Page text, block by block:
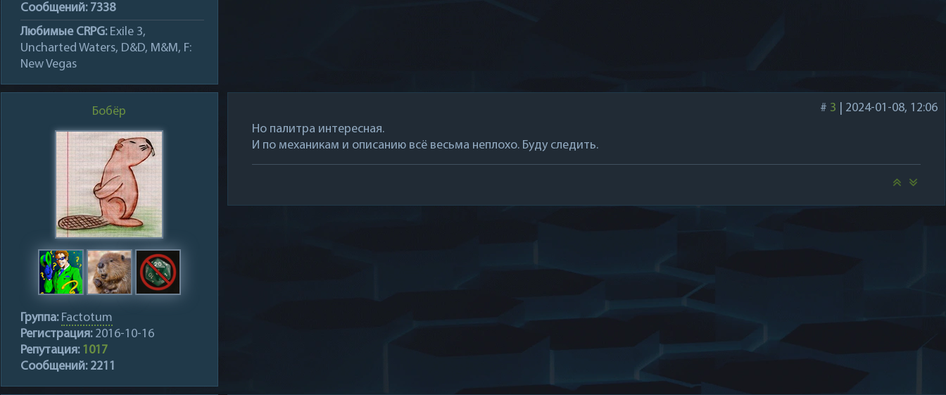
Сообщений:7338
Любимые CRPG:Exile 3,
Uncharted Waters, D&D, M&M, F:
New Vegas
# 3
2024-01-08, 12:06
Но палитра интересная.
И по механикам и описанию всё весьма неплохо. Буду следить.
Бобёр
Группа: Factotum
Регистрация:2016-10-16
Репутация: 1017
Сообщений:2211